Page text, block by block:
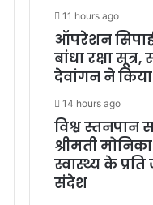
11 hours ago
ऑपरेशन
बांधा रक्षा
देवांगन ने
14 hours ago
विश्व स्तनपान
श्रीमती
स्वास्थ्य के
संदेश